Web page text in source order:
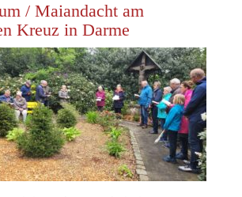
/ Maiandacht am
Kreuz in Darme